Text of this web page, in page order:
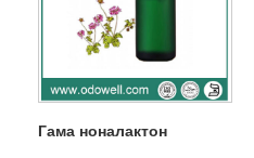
Гама ноналактон